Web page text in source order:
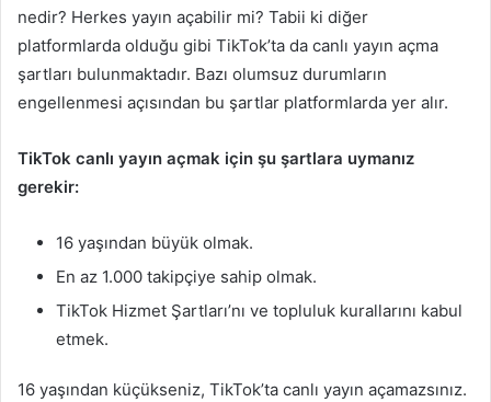
nedir? Herkes yayın açabilir mi? Tabii ki diğer
platformlarda olduğu gibi TikTok’ta da canlı yayın açma
şartları bulunmaktadır. Bazı olumsuz durumların
engellenmesi açısından bu şartlar platformlarda yer alır.
TikTok canlı yayın açmak için şu şartlara uymanız
gerekir:
16 yaşından büyük olmak.
En az 1.000 takipçiye sahip olmak.
TikTok Hizmet Şartları’nı ve topluluk kurallarını kabul
etmek.
16 yaşından küçükseniz, TikTok’ta canlı yayın açamazsınız.